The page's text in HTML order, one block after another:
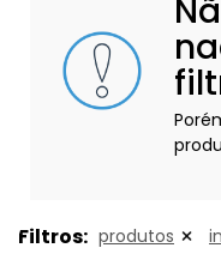
Filtros: produtos